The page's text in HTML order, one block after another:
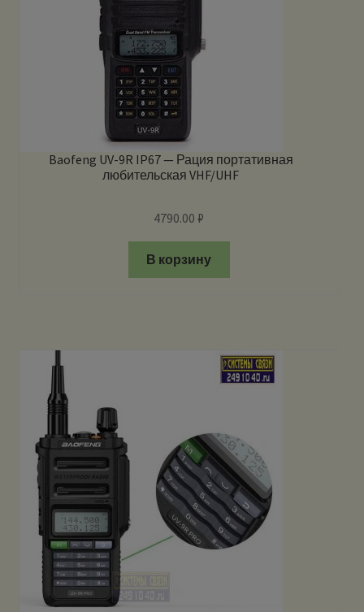
Baofeng UV-9R IP67 — Рация портативная
любительская VHF/UHF
4790.00₽
В корзину